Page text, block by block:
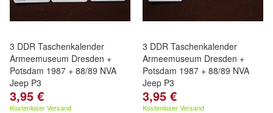
3 DDR Taschenkalender
Armeemuseum Dresden +
Potsdam 1987 + 88/89 NVA
Jeep P3
3,95 €
Kostenloser Versand
3 DDR Taschenkalender
Armeemuseum Dresden +
Potsdam 1987 + 88/89 NVA
Jeep P3
3,95 €
Kostenloser Versand